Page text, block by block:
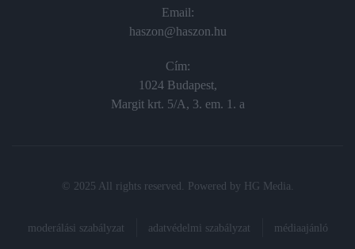
Email:
haszon@haszon.hu
Cím:
1024 Budapest,
Margit krt. 5/A, 3. em. 1. a
© 2025 All rights reserved. Powered by HG Media
moderálási szabályzat adatvédelmi szabályzat médiaajánló